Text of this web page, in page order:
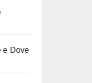
e Dove